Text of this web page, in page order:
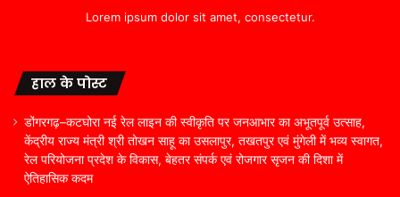
Lorem ipsum dolor sit amet, consectetur.
हाल के पोस्ट
डोंगरगढ़–कटघोरा नई रेल लाइन की स्वीकृति पर जनआभार का अभूतपूर्व उत्साह,
केंद्रीय राज्य मंत्री श्री तोखन साहू का उसलापुर, तखतपुर एवं मुंगेली में भव्य स्वागत,
रेल परियोजना प्रदेश के विकास, बेहतर संपर्क एवं रोजगार सृजन की दिशा में
ऐतिहासिक कदम